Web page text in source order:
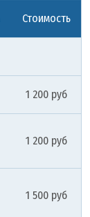
Стоимость
1 200 руб
1 200 руб
1 500 руб